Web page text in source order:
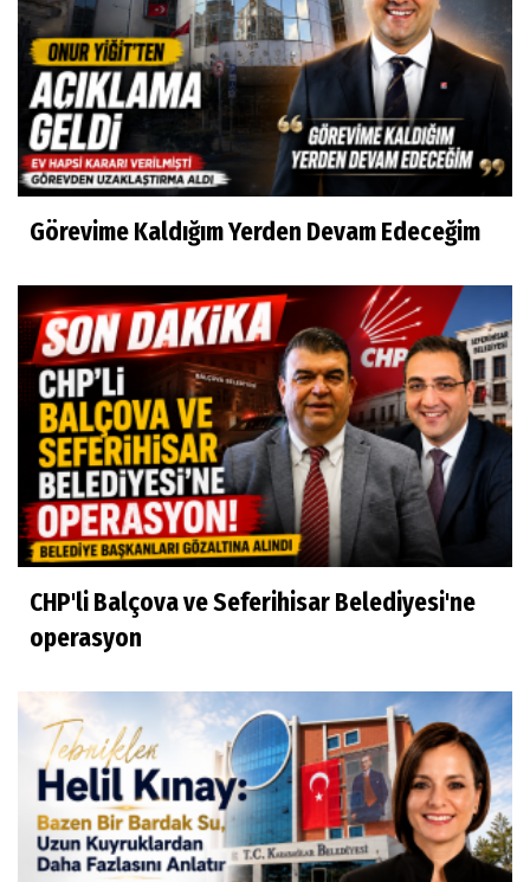
Görevime Kaldığım Yerden Devam Edeceğim
CHP'li Balçova ve Seferihisar Belediyesi'ne
operasyon